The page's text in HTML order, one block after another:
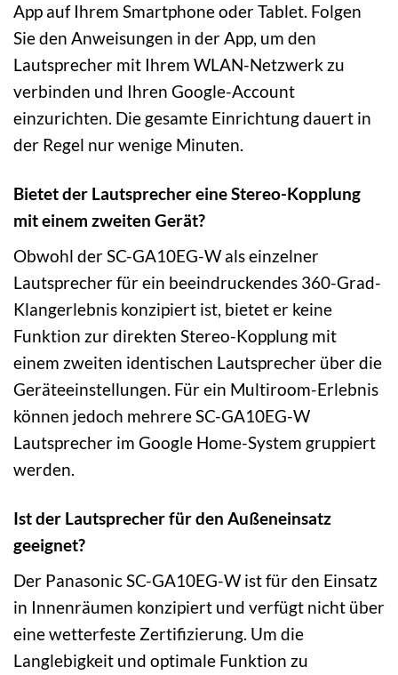
App auf Ihrem Smartphone oder Tablet. Folgen
Sie den Anweisungen in der App, um den
Lautsprecher mit Ihrem WLAN-Netzwerk zu
verbinden und Ihren Google-Account
einzurichten. Die gesamte Einrichtung dauert in
der Regel nur wenige Minuten.
Bietet der Lautsprecher eine Stereo-Kopplung
mit einem zweiten Gerät?
Obwohl der SC-GA10EG-W als einzelner
Lautsprecher für ein beeindruckendes 360-Grad-
Klangerlebnis konzipiert ist, bietet er keine
Funktion zur direkten Stereo-Kopplung mit
einem zweiten identischen Lautsprecher über die
Geräteeinstellungen. Für ein Multiroom-Erlebnis
können jedoch mehrere SC-GA10EG-W
Lautsprecher im Google Home-System gruppiert
werden.
Ist der Lautsprecher für den Außeneinsatz
geeignet?
Der Panasonic SC-GA10EG-W ist für den Einsatz
in Innenräumen konzipiert und verfügt nicht über
eine wetterfeste Zertifizierung. Um die
Langlebigkeit und optimale Funktion zu